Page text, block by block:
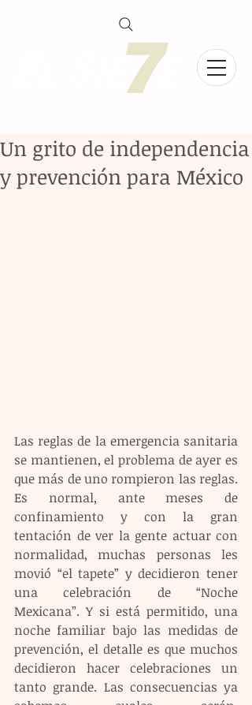
Un grito de independencia
y prevención para México
Las reglas de la emergencia sanitaria
se mantienen, el problema de ayer es
que más de uno rompieron las reglas.
Es normal, ante meses de
confinamiento y con la gran
tentación de ver la gente actuar con
normalidad, muchas personas les
movió “el tapete” y decidieron tener
una celebración de “Noche
Mexicana”. Y si está permitido, una
noche familiar bajo las medidas de
prevención, el detalle es que muchos
decidieron hacer celebraciones un
tanto grande. Las consecuencias ya